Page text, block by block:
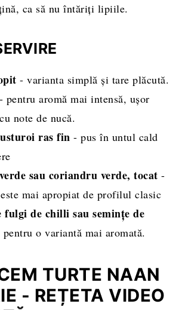
ca să nu întăriți lipiile.
- varianta simplă și tare plăcută.
- pentru aromă mai intensă, ușor
note de nucă.
ras fin - pus în untul cald
sau coriandru verde, tocat -
mai apropiat de profilul clasic
fulgi de chilli sau semințe de
pentru o variantă mai aromată.
TURTE NAAN
- REȚETA VIDEO